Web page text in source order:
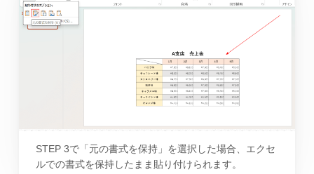
STEP 3で「元の書式を保持」を選択した場合、エクセ
ルでの書式を保持したまま貼り付けられます。